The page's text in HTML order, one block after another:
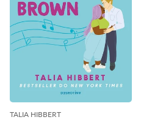
TALIA HIBBERT